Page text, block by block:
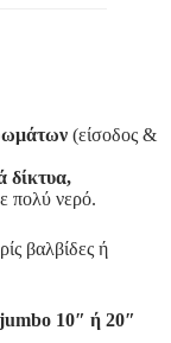
(είσοδος &
δίκτυα,
πολύ νερό.
βαλβίδες ή
10″ ή 20″